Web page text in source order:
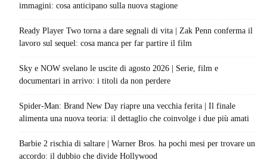
immagini: cosa anticipano sulla nuova stagione
Ready Player Two torna a dare segnali di vita | Zak Penn conferma il
lavoro sul sequel: cosa manca per far partire il film
Sky e NOW svelano le uscite di agosto 2026 | Serie, film e
documentari in arrivo: i titoli da non perdere
Spider-Man: Brand New Day riapre una vecchia ferita | Il finale
alimenta una nuova teoria: il dettaglio che coinvolge i due più amati
Barbie 2 rischia di saltare | Warner Bros. ha pochi mesi per trovare un
accordo: il dubbio che divide Hollywood